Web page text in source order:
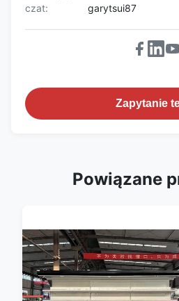
czat:
garytsui87
Zapytanie
Powiązane